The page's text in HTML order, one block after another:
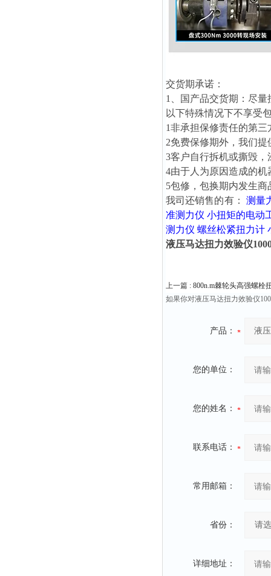
交货期承诺：
1、国产品交货期：尽
以下特殊情况下不享受
1非承担保修责任的第
2免费保修期外，我们
3客户自行拆机或撕毁
4由于人为原因造成的
5包修，包换期内发生
我司还销售的有： 测量
准测力仪 小扭矩的电动
测力仪 螺丝松紧扭力计
液压马达扭力效验仪
上一篇 : 800n.m棘轮头高强螺栓
如果你对液压马达扭力效验仪
产品：
您的单位：
您的姓名：
联系电话：
常用邮箱：
省份：
详细地址：